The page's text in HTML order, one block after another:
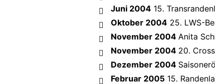
Juni 2004 15.
Oktober 2004 25. LWS-
November 2004 Anita
November 2004 20.
Dezember 2004
Februar 2005 15.